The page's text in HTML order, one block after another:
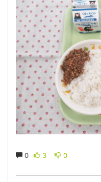
0 3 0